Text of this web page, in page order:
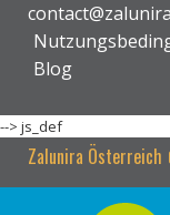
Blog
--> js_def
Zalunira Österreich